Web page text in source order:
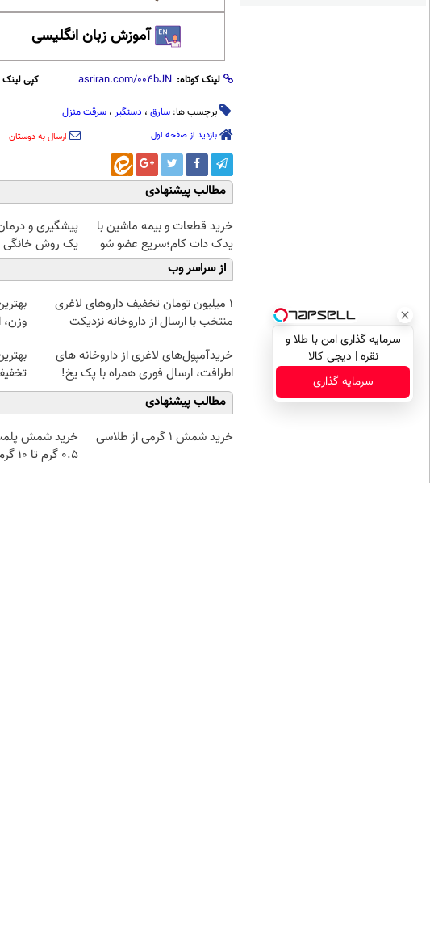
آموزش زبان انگلیسی
لینک کوتاه: کپی لینک
برچسب ها: سارق ، دستگیر ، سرقت منزل
بازدید از صفحه اول ارسال به دوستان
مطالب پیشنهادی
خرید قطعات و بیمه ماشین با
یدک دات کام؛سریع عضو شو
پیشگیری و
یک روش خانگی
از سراسر وب
۱ میلیون تومان تخفیف داروهای لاغری
منتخب با ارسال از داروخانه نزدیکت
وزن،
خریدآمپول‌های لاغری از داروخانه های
اطرافت، ارسال فوری همراه با پک یخ!
مطالب پیشنهادی
خرید شمش 1 گرمی از طلاسی
خرید شمش
۰.۵ گرم تا ۱۰ گرم
سرمایه گذاری امن با طلا و
نقره | دیجی کالا
سرمایه گذاری